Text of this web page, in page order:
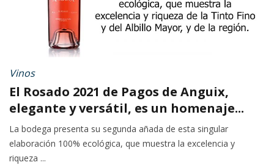
Vinos
El Rosado 2021 de Pagos de Anguix,
elegante y versátil, es un homenaje...
La bodega presenta su segunda añada de esta singular
elaboración 100% ecológica, que muestra la excelencia y
riqueza ...